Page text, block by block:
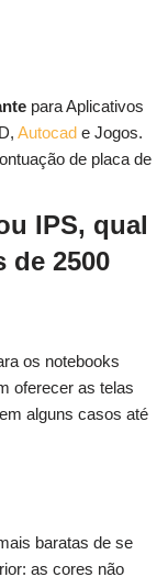
para Aplicativos
Autocad e Jogos.
de placa de
IPS, qual
de 2500
os notebooks
oferecer as telas
alguns casos até
baratas de se
as cores não